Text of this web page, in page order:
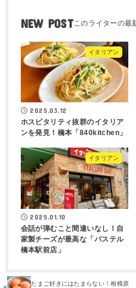
NEW POST
イタリアン
2025.03.12
ホスピタリティ抜群のイタリア
ンを発見！橋本「840kitchen」
イタリアン
2025.01.10
会話が弾むこと間違いなし！自
家製チーズが最高な「パステル
橋本駅前店」
たまご好きにはたまらない！相模原